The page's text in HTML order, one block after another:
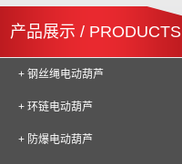
产品展示 / PRODUCTS
+ 钢丝绳电动葫芦
+ 环链电动葫芦
+ 防爆电动葫芦